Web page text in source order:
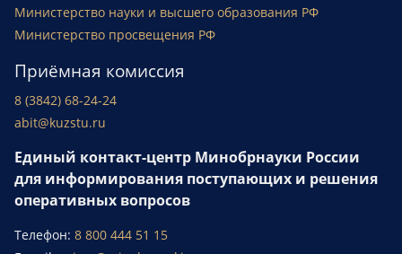
Министерство науки и высшего образования РФ
Министерство просвещения РФ
Приёмная комиссия
8 (3842) 68-24-24
abit@kuzstu.ru
Единый контакт-центр Минобрнауки России
для информирования поступающих и решения
оперативных вопросов
Телефон: 8 800 444 51 15